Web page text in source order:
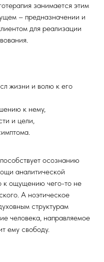
занимается этим
– предназначении и
для реализации
жизни и волю к его
к нему,
и цели,
осознанию
аналитической
к ощущению чего-то не
А ноэтическое
структурам
человека, направляемое
ему свободу.